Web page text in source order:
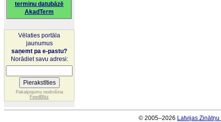
terminu datubāzē
AkadTerm
Vēlaties portāla
jaunumus
saņemt pa e-pastu?
Norādiet savu adresi:
Pakalpojumu nodrošina
FeedBlitz
© 2005–2026 Latvijas